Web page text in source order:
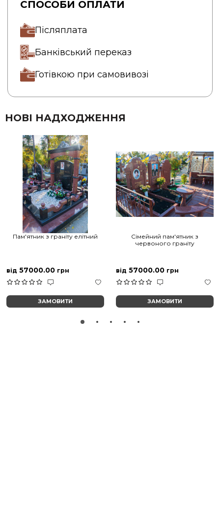
СПОСОБИ ОПЛАТИ
Післяплата
Банківський переказ
Готівкою при самовивозі
НОВІ НАДХОДЖЕННЯ
Пам'ятник з граніту елітний
від 57000.00 грн
ЗАМОВИТИ
Сімейний пам'ятник з
червоного граніту
від 57000.00 грн
ЗАМОВИТИ